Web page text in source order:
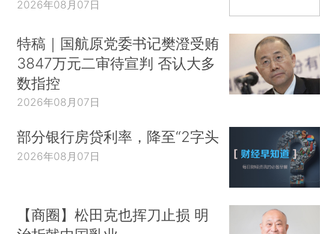
2026年08月07日
特稿｜国航原党委书记樊澄受贿
3847万元二审待宣判 否认大多
数指控
2026年08月07日
部分银行房贷利率，降至“2字头
2026年08月07日
【商圈】松田克也挥刀止损 明